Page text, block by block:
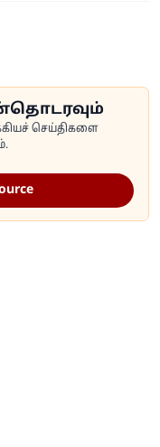
செய்திகளை